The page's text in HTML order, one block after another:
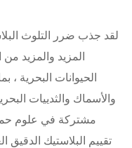
لقد جذب ضرر التلوث
المزيد والمزيد
الحيوانات البحرية
والأسماك والثدييات
مشتركة في علوم
تقييم البلاستيك الدقيق